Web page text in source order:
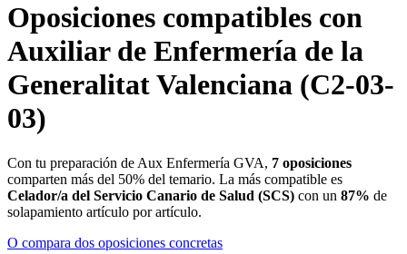
Oposiciones compatibles con
Auxiliar de Enfermería de la
Generalitat Valenciana (C2-03-
03)
Con tu preparación de Aux Enfermería GVA, 7 oposiciones
comparten más del 50% del temario. La más compatible es
Celador/a del Servicio Canario de Salud (SCS) con un 87% de
solapamiento artículo por artículo.
O compara dos oposiciones concretas